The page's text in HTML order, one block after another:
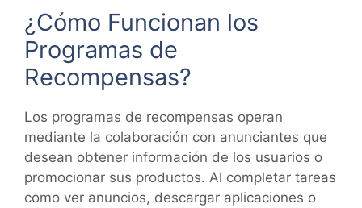
¿Cómo Funcionan los
Programas de
Recompensas?
Los programas de recompensas operan
mediante la colaboración con anunciantes que
desean obtener información de los usuarios o
promocionar sus productos. Al completar tareas
como ver anuncios, descargar aplicaciones o